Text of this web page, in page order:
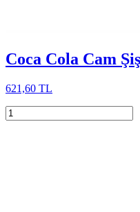
Coca Cola Cam
621,60 TL